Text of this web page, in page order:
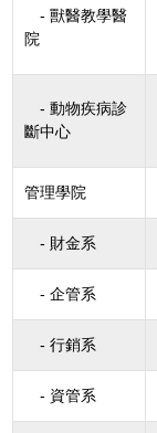
- 獸醫教學醫
院
- 動物疾病診
斷中心
管理學院
- 財金系
- 企管系
- 行銷系
- 資管系